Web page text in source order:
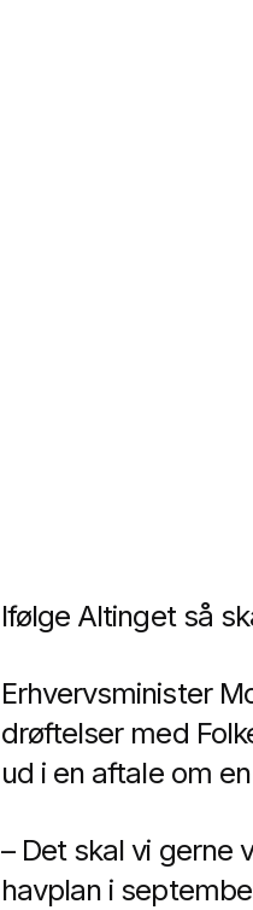
Ifølge Altinget så
Erhvervsminister
drøftelser med
ud i en aftale om
– Det skal vi gerne
havplan i